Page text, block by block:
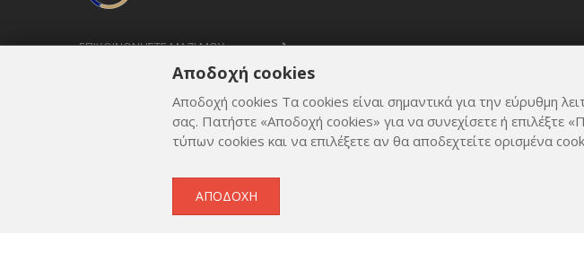
ΕΠΙΚΟΙΝΩΝΉΣΤΕ ΜΑΖΊ ΜΟΥ
ΟΡΟΙ ΚΑΙ ΠΡΟΫΠΟΘΈΣΕΙΣ
ΠΟΛΙΤΙΚΉ ΑΠΟΡΡΉΤΟΥ
Αποδοχή cookies
Αποδοχή cookies Τα cookies είναι σημαντικά για την εύρυθμη
σας. Πατήστε «Αποδοχή cookies» για να συνεχίσετε ή επιλέξτε
τύπων cookies και να επιλέξετε αν θα αποδεχτείτε ορισμένα
ΑΠΟΔΟΧΉ